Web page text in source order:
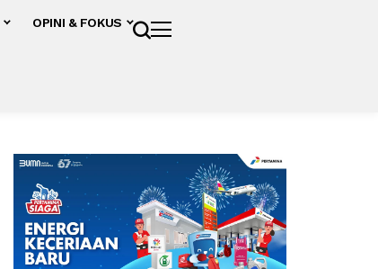
OPINI & FOKUS